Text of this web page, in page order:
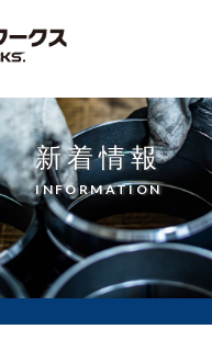
新着情報
INFORMATION